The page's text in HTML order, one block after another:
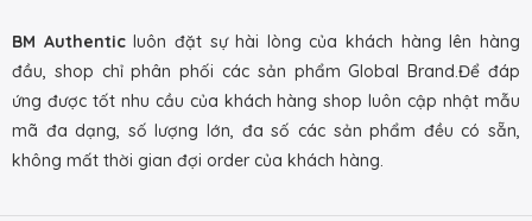
BM Authenticluôn đặt sự hài lòng của khách hàng lên hàng
đầu, shop chỉ phân phối các sản phẩm Global Brand.Để đáp
ứng được tốt nhu cầu của khách hàng shop luôn cập nhật mẫu
mã đa dạng, số lượng lớn, đa số các sản phẩm đều có sẵn,
không mất thời gian đợi order của khách hàng.